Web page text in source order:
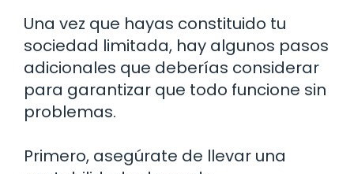
Una vez que hayas constituido tu
sociedad limitada, hay algunos pasos
adicionales que deberías considerar
para garantizar que todo funcione sin
problemas.
Primero, asegúrate de llevar una